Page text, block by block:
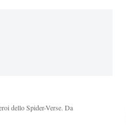
dello Spider-Verse. Da